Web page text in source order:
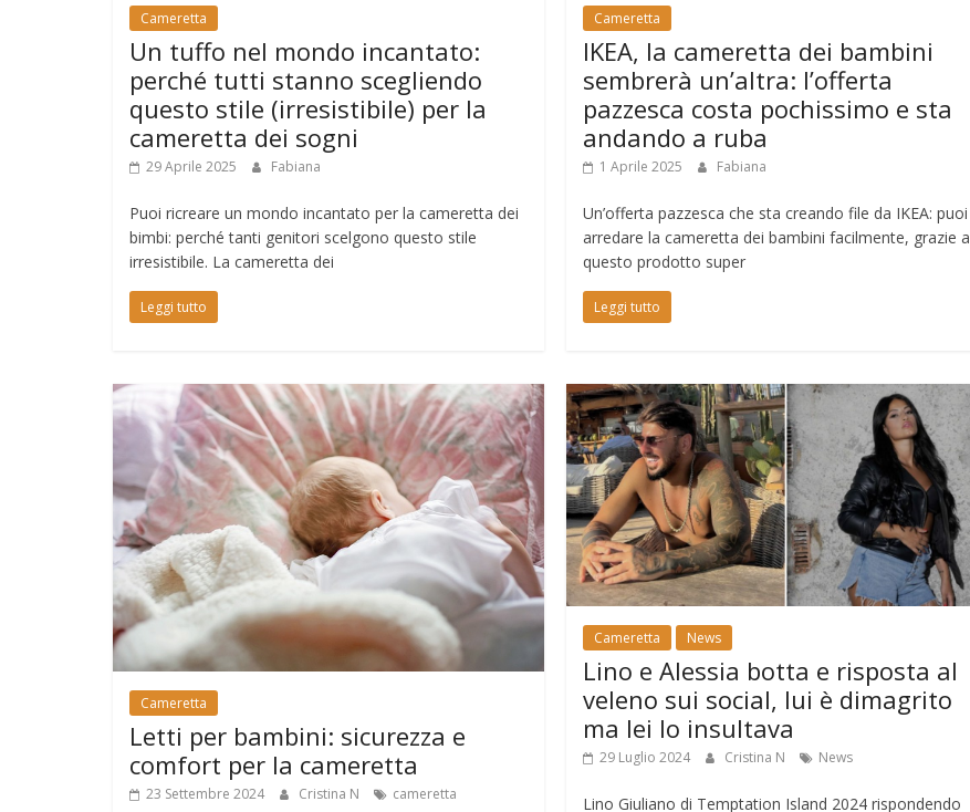
Cameretta
Un tuffo nel mondo incantato:
perché tutti stanno scegliendo
questo stile (irresistibile) per la
cameretta dei sogni
29 Aprile 2025 Fabiana
Puoi ricreare un mondo incantato per la cameretta dei
bimbi: perché tanti genitori scelgono questo stile
irresistibile. La cameretta dei
Leggi tutto
Cameretta
IKEA, la cameretta dei bambini
sembrerà un’altra: l’offerta
pazzesca costa pochissimo e sta
andando a ruba
1 Aprile 2025 Fabiana
Un’offerta pazzesca che sta creando file da IKEA: puoi
arredare la cameretta dei bambini facilmente, grazie a
questo prodotto super
Leggi tutto
Cameretta
Letti per bambini: sicurezza e
comfort per la cameretta
23 Settembre 2024 Cristina N cameretta
Cameretta News
Lino e Alessia botta e risposta al
veleno sui social, lui è dimagrito
ma lei lo insultava
29 Luglio 2024 Cristina N News
Lino Giuliano di Temptation Island 2024 rispondendo